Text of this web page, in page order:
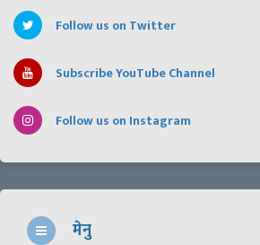
Follow us on Twitter
Subscribe YouTube Channel
Follow us on Instagram
मेनु